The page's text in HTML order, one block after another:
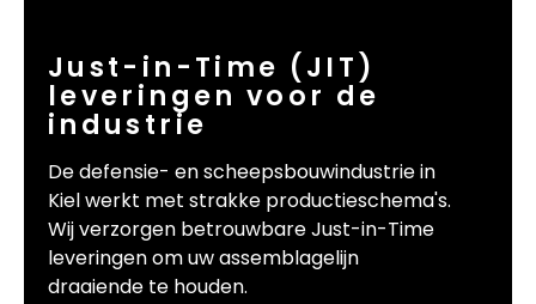
Just-in-Time (JIT)
leveringen voor de
industrie
De defensie- en scheepsbouwindustrie in
Kiel werkt met strakke productieschema's.
Wij verzorgen betrouwbare Just-in-Time
leveringen om uw assemblagelijn
draaiende te houden.